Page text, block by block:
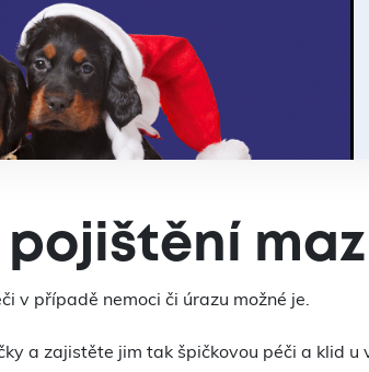
v případě nemoci či úrazu možné je.
a zajistěte jim tak špičkovou péči a klid u